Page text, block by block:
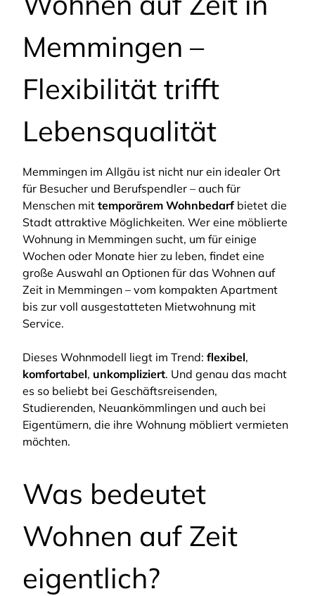
Memmingen –
Flexibilität trifft
Lebensqualität
Memmingen im Allgäu ist nicht nur ein idealer Ort
für Besucher und Berufspendler – auch für
Menschen mit temporärem Wohnbedarfbietet die
Stadt attraktive Möglichkeiten. Wer eine möblierte
Wohnung in Memmingen sucht, um für einige
Wochen oder Monate hier zu leben, findet eine
große Auswahl an Optionen für das Wohnen auf
Zeit in Memmingen – vom kompakten Apartment
bis zur voll ausgestatteten Mietwohnung mit
Service.
Dieses Wohnmodell liegt im Trend: flexibel,
komfortabel, unkompliziert. Und genau das macht
es so beliebt bei Geschäftsreisenden,
Studierenden, Neuankömmlingen und auch bei
Eigentümern, die ihre Wohnung möbliert vermieten
möchten.
Was bedeutet
Wohnen auf Zeit
eigentlich?